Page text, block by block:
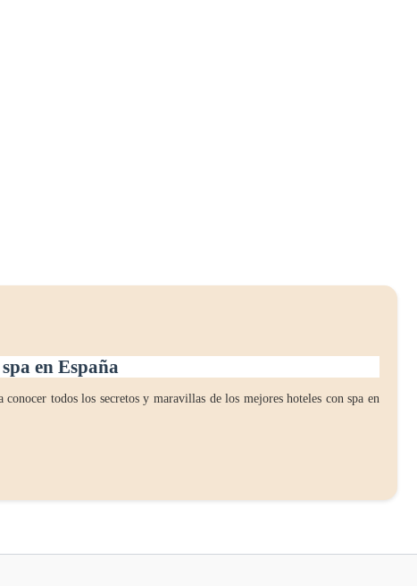
en España
todos los secretos y maravillas de los mejores hoteles con spa en